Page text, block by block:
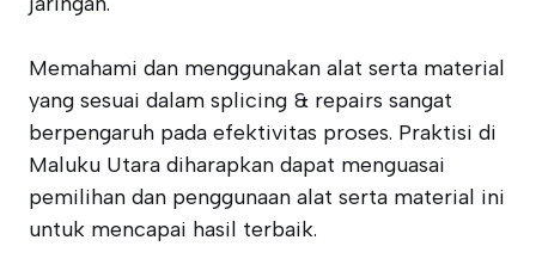
Memahami dan menggunakan alat serta material
yang sesuai dalam splicing & repairs sangat
berpengaruh pada efektivitas proses. Praktisi di
Maluku Utara diharapkan dapat menguasai
pemilihan dan penggunaan alat serta material ini
untuk mencapai hasil terbaik.